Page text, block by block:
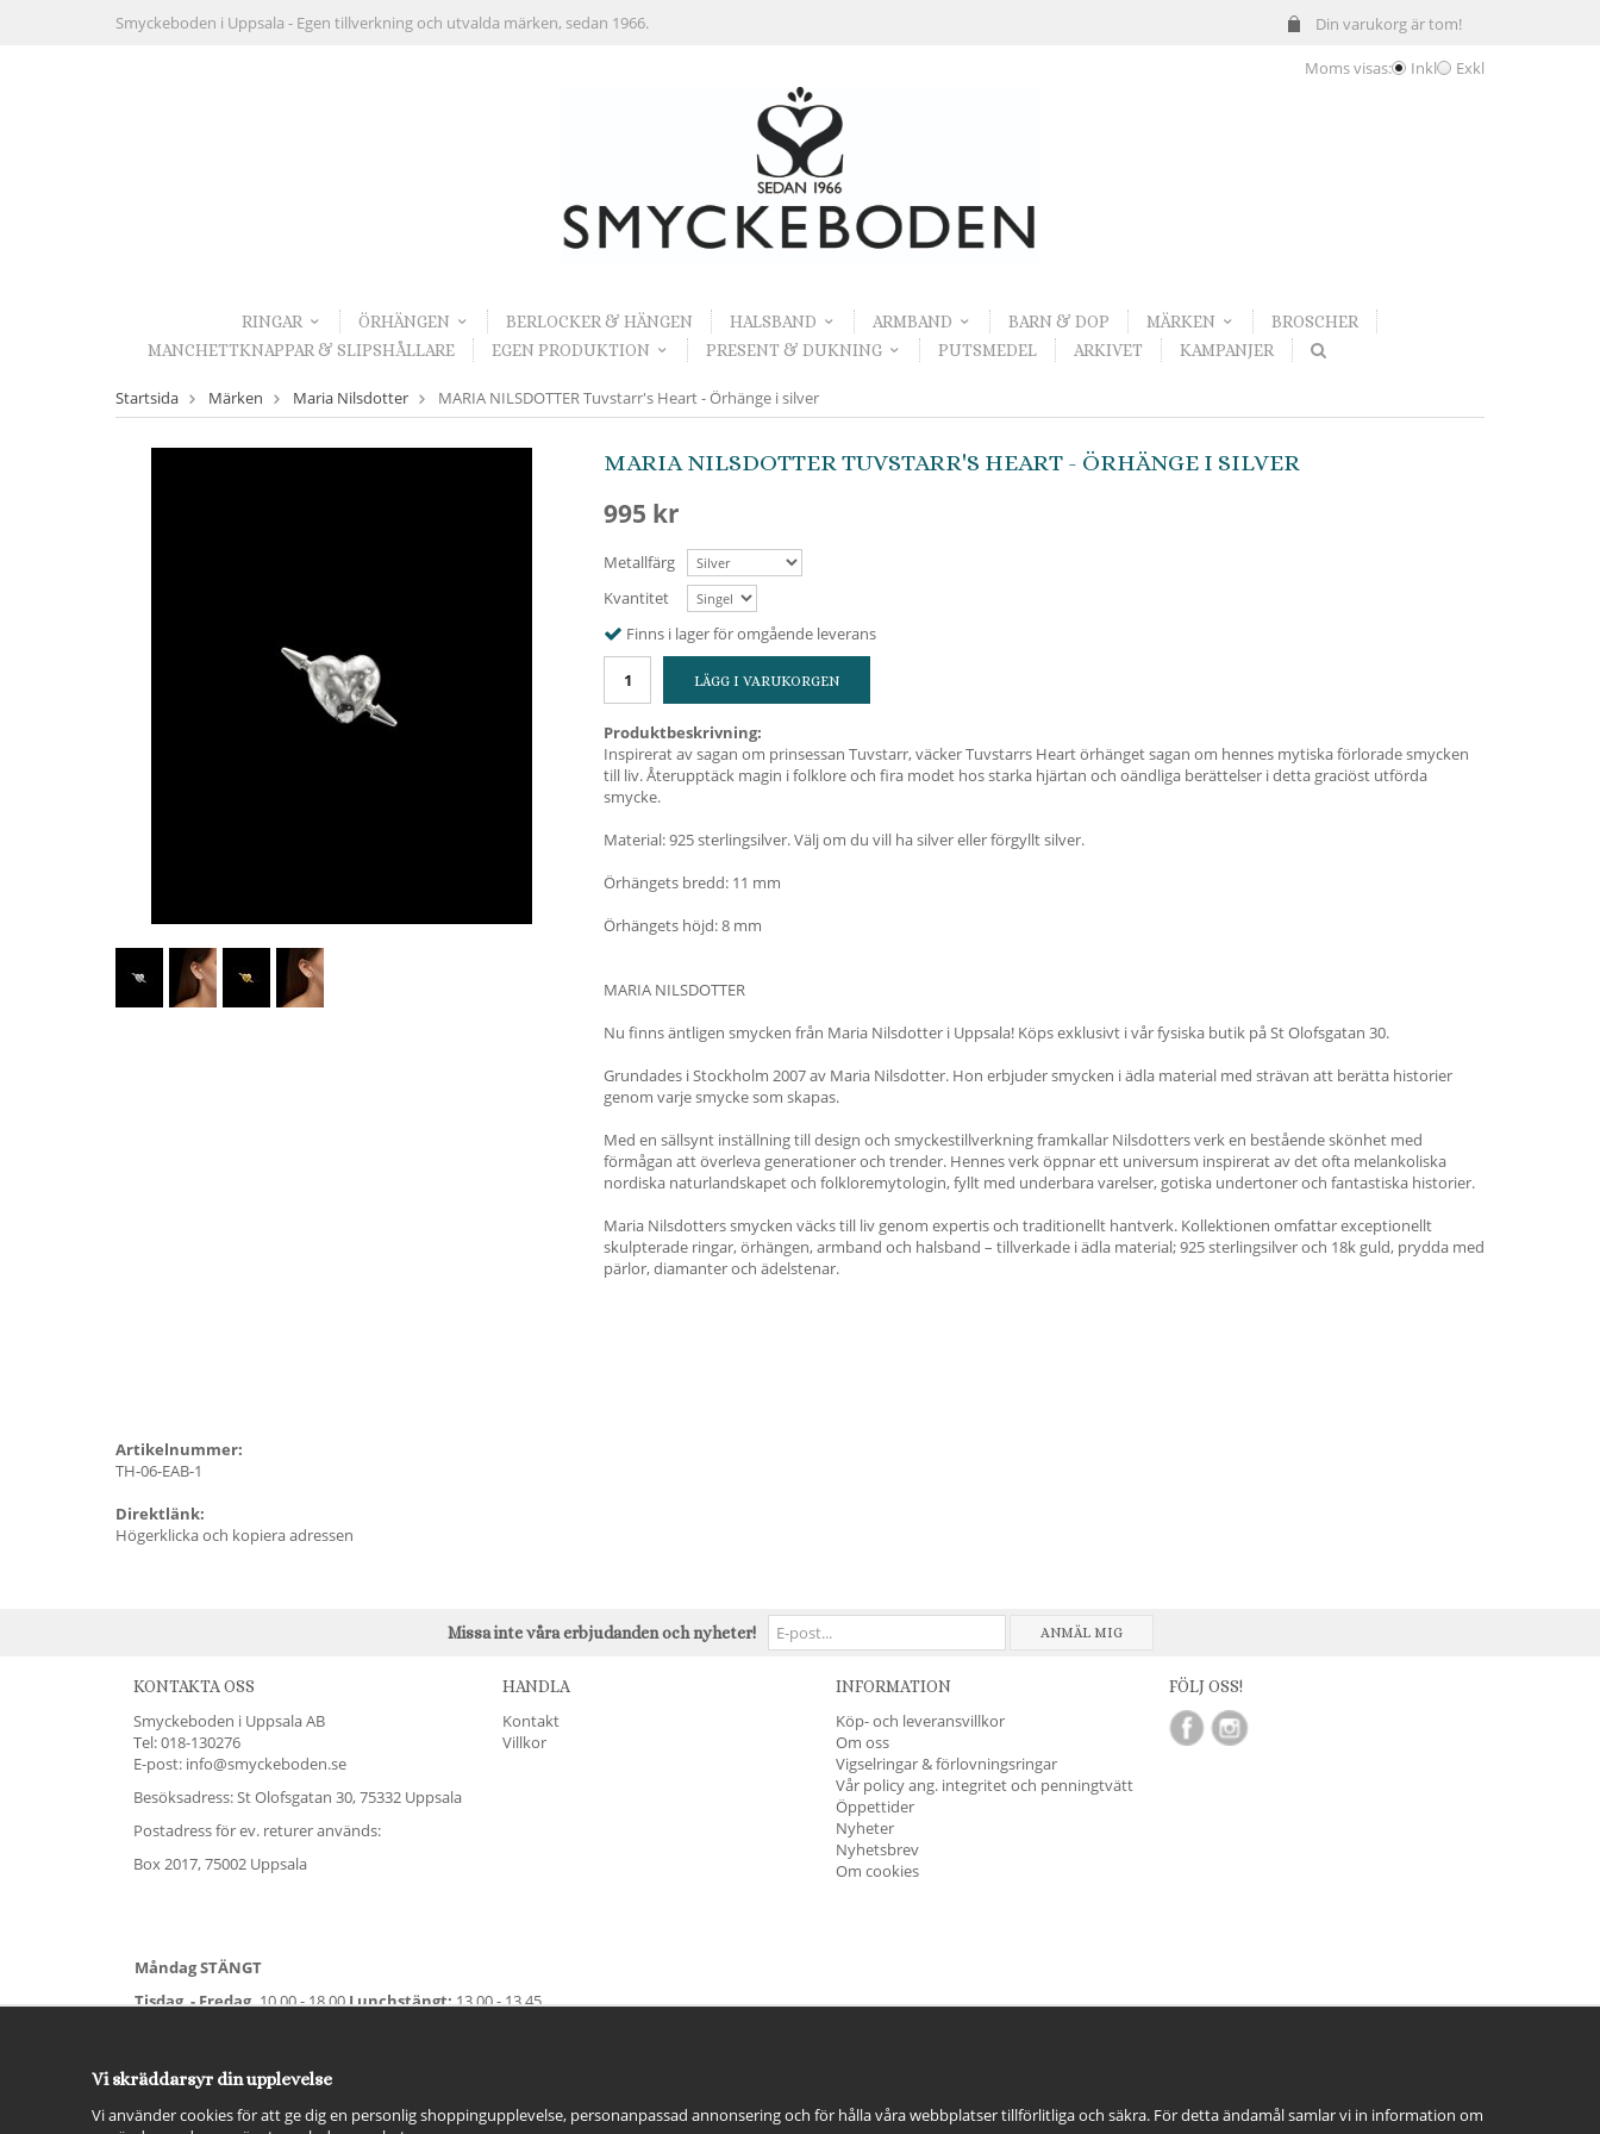
Din varukorg är tom!
Smyckeboden i Uppsala - Egen tillverkning och utvalda märken, sedan 1966.
Moms visas: Inkl Exkl
RINGAR ÖRHÄNGEN BERLOCKER & HÄNGEN HALSBAND ARMBAND BARN & DOP MÄRKEN
BROSCHER
MANCHETTKNAPPAR & SLIPSHÅLLARE
EGEN PRODUKTION PRESENT & DUKNING PUTSMEDEL ARKIVET KAMPANJER
Startsida Märken Maria Nilsdotter MARIA NILSDOTTER Tuvstarr's Heart - Örhänge i silver
MARIA NILSDOTTER TUVSTARR'S HEART - ÖRHÄNGE I SILVER
995 kr
Metallfärg
Kvantitet
Finns i lager för omgående leverans
LÄGG I VARUKORGEN
Produktbeskrivning:
Inspirerat av sagan om prinsessan Tuvstarr, väcker Tuvstarrs Heart örhänget sagan om hennes mytiska förlorade smycken
till liv. Återupptäck magin i folklore och fira modet hos starka hjärtan och oändliga berättelser i detta graciöst utförda
smycke.
Material: 925 sterlingsilver. Välj om du vill ha silver eller förgyllt silver.
Örhängets bredd: 11 mm
Örhängets höjd: 8 mm
MARIA NILSDOTTER
Nu finns äntligen smycken från Maria Nilsdotter i Uppsala! Köps exklusivt i vår fysiska butik på St Olofsgatan 30.
Grundades i Stockholm 2007 av Maria Nilsdotter. Hon erbjuder smycken i ädla material med strävan att berätta historier
genom varje smycke som skapas.
Med en sällsynt inställning till design och smyckestillverkning framkallar Nilsdotters verk en bestående skönhet med
förmågan att överleva generationer och trender. Hennes verk öppnar ett universum inspirerat av det ofta melankoliska
nordiska naturlandskapet och folkloremytologin, fyllt med underbara varelser, gotiska undertoner och fantastiska historier.
Maria Nilsdotters smycken väcks till liv genom expertis och traditionellt hantverk. Kollektionen omfattar exceptionellt
skulpterade ringar, örhängen, armband och halsband – tillverkade i ädla material; 925 sterlingsilver och 18k guld, prydda med
pärlor, diamanter och ädelstenar.
Artikelnummer:
TH-06-EAB-1
Direktlänk:
Högerklicka och kopiera adressen
Missa inte våra erbjudanden och nyheter! ANMÄL MIG
KONTAKTA OSS
Smyckeboden i Uppsala AB
Tel:018-130276
E-post: info@smyckeboden.se
Besöksadress: St Olofsgatan 30, 75332 Uppsala
Postadress för ev. returer används:
Box 2017, 75002 Uppsala
Måndag STÄNGT
Tisdag - Fredag, 10.00 - 18.00 Lunchstängt: 13.00 - 13.45
För avvikande öppettider:
HANDLA
Kontakt
Villkor
INFORMATION
Köp- och leveransvillkor
Om oss
Vigselringar & förlovningsringar
Vår policy ang. integritet och penningtvätt
Öppettider
Nyheter
Nyhetsbrev
Om cookies
FÖLJ OSS!
Vi skräddarsyr din upplevelse
Vi använder cookies för att ge dig en personlig shoppingupplevelse, personanpassad annonsering och för hålla våra webbplatser tillförlitliga och säkra. För detta ändamål samlar vi in information om